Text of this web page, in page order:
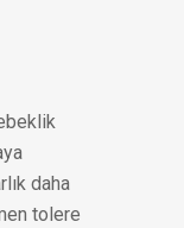
daha
tolere